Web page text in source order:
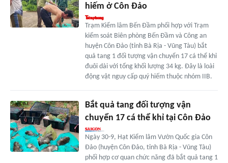
hiếm ở Côn Đảo
Trạm Kiểm lâm Bến Đầm phối hợp với Trạm
kiểm soát Biên phòng Bến Đầm và Công an
huyện Côn Đảo (tỉnh Bà Rịa - Vũng Tàu) bắt
quả tang 1 đối tượng vận chuyển 17 cá thể khỉ
đuôi dài với tổng khối lượng 34 kg. Đây là loài
động vật nguy cấp quý hiếm thuộc nhóm IIB.
Bắt quả tang đối tượng vận
chuyển 17 cá thể khỉ tại Côn Đảo
Ngày 30-9, Hạt Kiểm lâm Vườn Quốc gia Côn
Đảo (huyện Côn Đảo, tỉnh Bà Rịa - Vũng Tàu)
phối hợp cơ quan chức năng đã bắt quả tang 1